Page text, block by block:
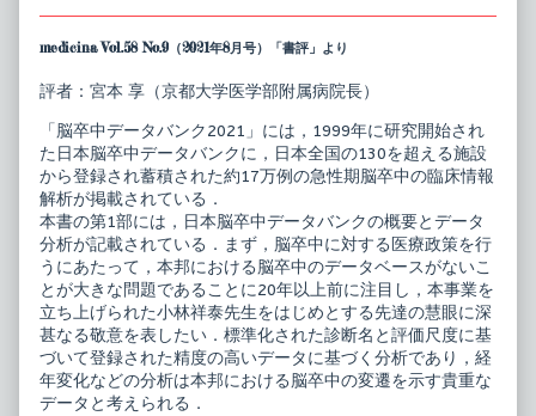
medicina Vol.58 No.9（2021年8月号）「書評」より
評者：宮本 享（京都大学医学部附属病院長）
「脳卒中データバンク2021」には，1999年に研究開始され
た日本脳卒中データバンクに，日本全国の130を超える施設
から登録され蓄積された約17万例の急性期脳卒中の臨床情報
解析が掲載されている．
本書の第1部には，日本脳卒中データバンクの概要とデータ
分析が記載されている．まず，脳卒中に対する医療政策を行
うにあたって，本邦における脳卒中のデータベースがないこ
とが大きな問題であることに20年以上前に注目し，本事業を
立ち上げられた小林祥泰先生をはじめとする先達の慧眼に深
甚なる敬意を表したい．標準化された診断名と評価尺度に基
づいて登録された精度の高いデータに基づく分析であり，経
年変化などの分析は本邦における脳卒中の変遷を示す貴重な
データと考えられる．